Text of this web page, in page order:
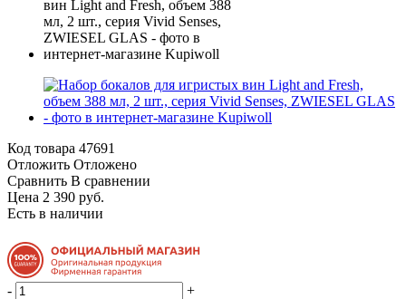
Код товара 47691
Отложить Отложено
Сравнить В сравнении
Цена 2 390 руб.
Есть в наличии
-
+